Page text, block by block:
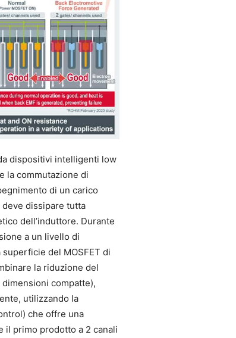
dispositivi intelligenti low
la commutazione di
di un carico
deve dissipare tutta
dell’induttore. Durante
a un livello di
del MOSFET di
la riduzione del
compatte),
utilizzando la
che offre una
il primo prodotto a 2 canali